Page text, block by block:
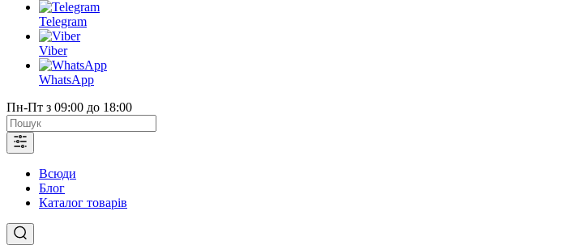
Telegram
Viber
WhatsApp
Пн-Пт з 09:00 до 18:00
Всюди
Блог
Каталог товарів